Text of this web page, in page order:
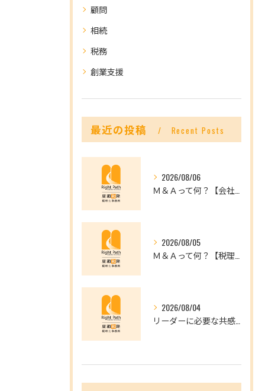
顧問
相続
税務
創業支援
最近の投稿 Recent Posts
2026/08/06
2026/08/05
2026/08/04